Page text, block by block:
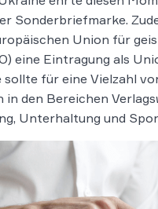
Sonderbriefmarke.
Union für
eine Eintragung als
für eine Vielzahl
den Bereichen
Unterhaltung und